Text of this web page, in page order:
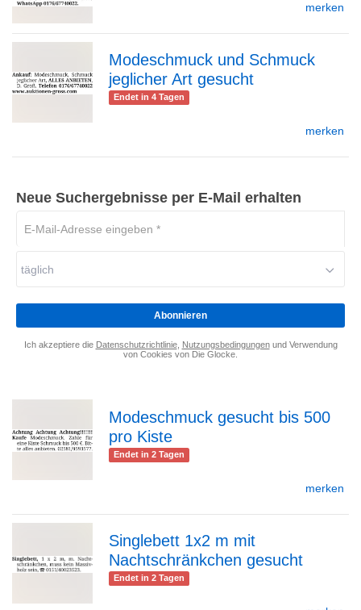
Detailseite
merken
zur
Modeschmuck und Schmuck
jeglicher Art gesucht
Endet in 4 Tagen
merken
Neue Suchergebnisse per E-Mail erhalten
Adresse
*
täglich
Abonnieren
Ich akzeptiere die Datenschutzrichtlinie, Nutzungsbedingungenund Verwendung
von Cookies von Die Glocke.
zur
Modeschmuck gesucht bis 500
pro Kiste
Endet in 2 Tagen
merken
zur
Singlebett 1x2 m mit
Nachtschränkchen gesucht
Endet in 2 Tagen